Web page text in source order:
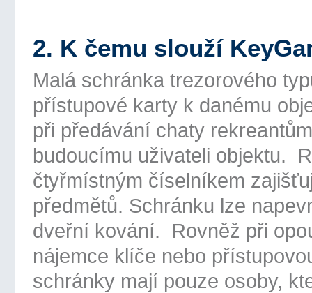
2. K čemu slouží
Malá schránka trezorového
přístupové karty k danému
při předávání chaty
budoucímu uživateli objektu.
čtyřmístným číselníkem
předmětů. Schránku lze
dveřní kování. Rovněž při
nájemce klíče nebo
schránky mají pouze osoby,